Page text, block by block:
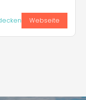
Webseite